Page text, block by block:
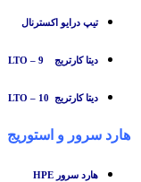
تیپ درایو اکسترنال
دیتا کارتریج LTO – 9
دیتا کارتریج LTO – 10
هارد سرور و استوریج
هارد سرور HPE